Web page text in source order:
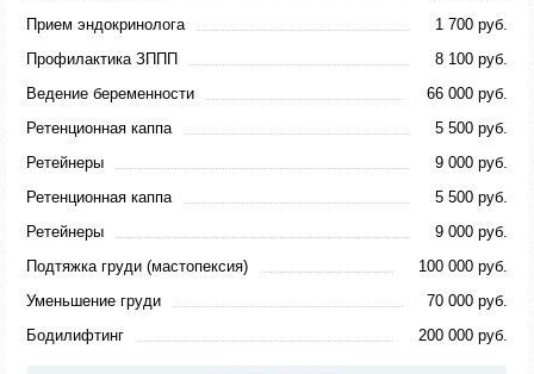
Прием эндокринолога
1 700 руб.
Профилактика ЗППП
8 100 руб.
Ведение беременности
66 000 руб.
Ретенционная каппа
5 500 руб.
Ретейнеры
9 000 руб.
Ретенционная каппа
5 500 руб.
Ретейнеры
9 000 руб.
Подтяжка груди (мастопексия)
100 000 руб.
Уменьшение груди
70 000 руб.
Бодилифтинг
200 000 руб.